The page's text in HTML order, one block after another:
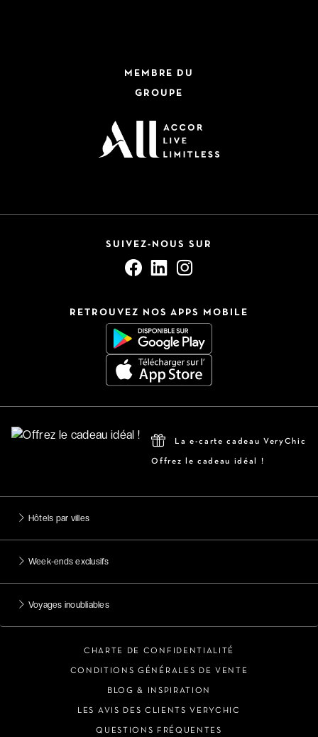
MEMBRE DU
GROUPE
SUIVEZ-NOUS SUR
RETROUVEZ NOS APPS MOBILE
La e-carte cadeau VeryChic
Offrez le cadeau idéal !
Hôtels par villes
Week-ends exclusifs
Voyages inoubliables
CHARTE DE CONFIDENTIALITÉ
CONDITIONS GÉNÉRALES DE VENTE
BLOG & INSPIRATION
LES AVIS DES CLIENTS VERYCHIC
QUESTIONS FRÉQUENTES